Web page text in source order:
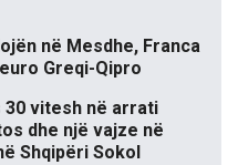
në Mesdhe, Franca
Greqi-Qipro
30 vitesh në arrati
dhe një vajze në
Shqipëri Sokol